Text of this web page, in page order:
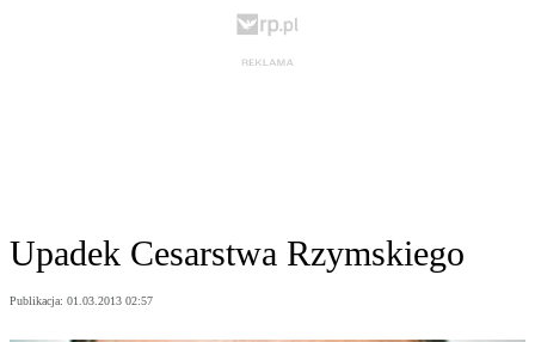
Upadek Cesarstwa Rzymskiego
Publikacja: 01.03.2013 02:57